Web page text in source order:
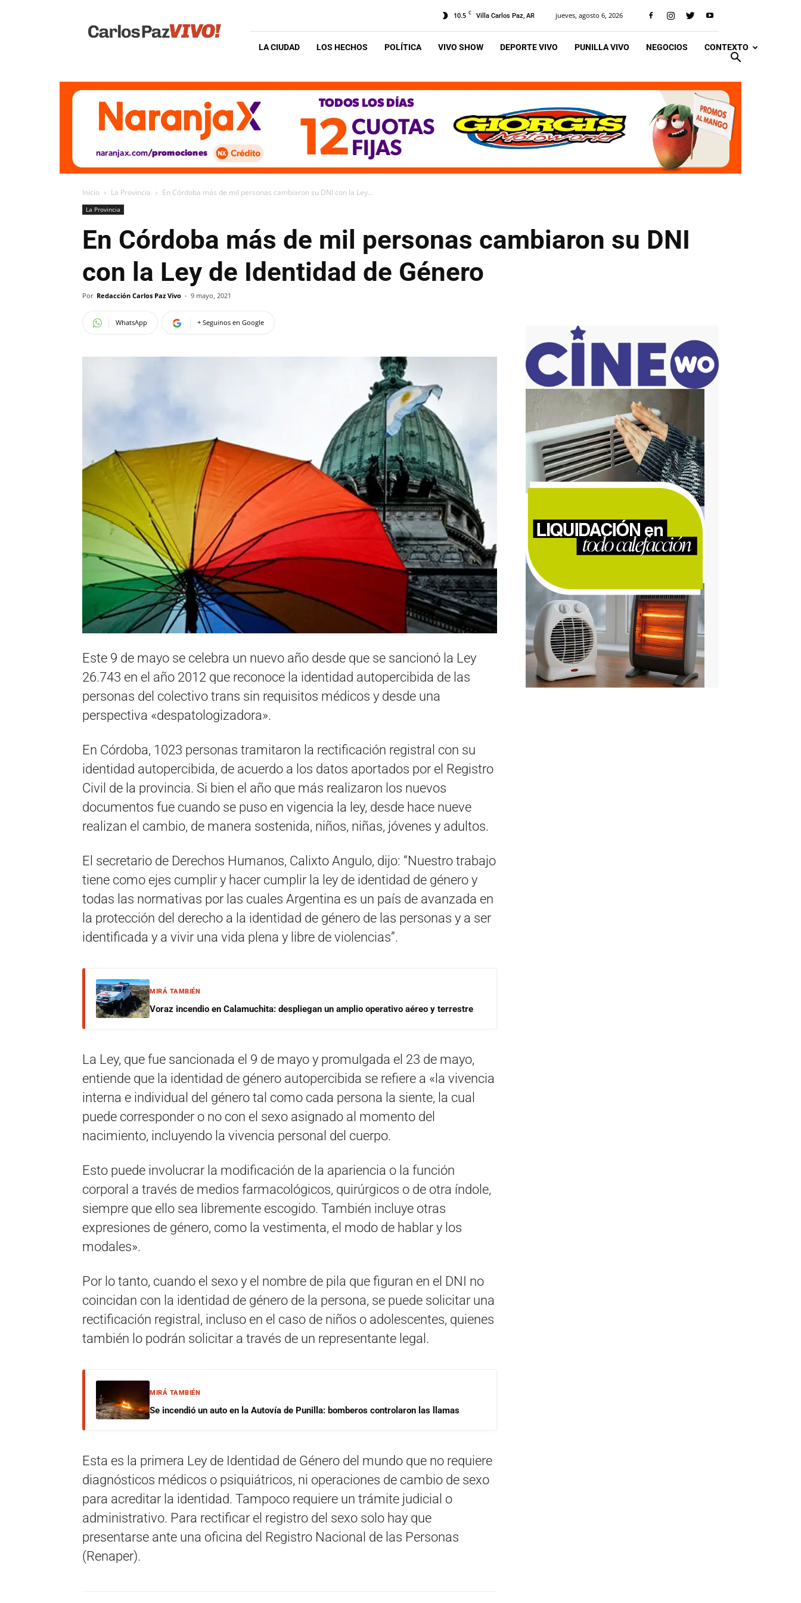
Vivo
10.5 C Villa Carlos Paz, AR jueves, agosto 6, 2026
LA CIUDAD LOS HECHOS POLÍTICA VIVO SHOW DEPORTE VIVO PUNILLA VIVO NEGOCIOS CONTEXTO
Inicio La Provincia En Córdoba más de mil personas cambiaron su DNI con la Ley...
La Provincia
En Córdoba más de mil personas cambiaron su DNI
con la Ley de Identidad de Género
Por Redacción Carlos Paz Vivo - 9 mayo, 2021
WhatsApp + Seguinos en Google
Este 9 de mayo se celebra un nuevo año desde que se sancionó la Ley
26.743 en el año 2012 que reconoce la identidad autopercibida de las
personas del colectivo trans sin requisitos médicos y desde una
perspectiva «despatologizadora».
En Córdoba, 1023 personas tramitaron la rectificación registral con su
identidad autopercibida, de acuerdo a los datos aportados por el Registro
Civil de la provincia. Si bien el año que más realizaron los nuevos
documentos fue cuando se puso en vigencia la ley, desde hace nueve
realizan el cambio, de manera sostenida, niños, niñas, jóvenes y adultos.
El secretario de Derechos Humanos, Calixto Angulo, dijo: “Nuestro trabajo
tiene como ejes cumplir y hacer cumplir la ley de identidad de género y
todas las normativas por las cuales Argentina es un país de avanzada en
la protección del derecho a la identidad de género de las personas y a ser
identificada y a vivir una vida plena y libre de violencias”.
MIRÁ TAMBIÉN
Voraz incendio en Calamuchita: despliegan un amplio operativo aéreo y terrestre
La Ley, que fue sancionada el 9 de mayo y promulgada el 23 de mayo,
entiende que la identidad de género autopercibida se refiere a «la vivencia
interna e individual del género tal como cada persona la siente, la cual
puede corresponder o no con el sexo asignado al momento del
nacimiento, incluyendo la vivencia personal del cuerpo.
Esto puede involucrar la modificación de la apariencia o la función
corporal a través de medios farmacológicos, quirúrgicos o de otra índole,
siempre que ello sea libremente escogido. También incluye otras
expresiones de género, como la vestimenta, el modo de hablar y los
modales».
Por lo tanto, cuando el sexo y el nombre de pila que figuran en el DNI no
coincidan con la identidad de género de la persona, se puede solicitar una
rectificación registral, incluso en el caso de niños o adolescentes, quienes
también lo podrán solicitar a través de un representante legal.
MIRÁ TAMBIÉN
Se incendió un auto en la Autovía de Punilla: bomberos controlaron las llamas
Esta es la primera Ley de Identidad de Género del mundo que no requiere
diagnósticos médicos o psiquiátricos, ni operaciones de cambio de sexo
para acreditar la identidad. Tampoco requiere un trámite judicial o
administrativo. Para rectificar el registro del sexo solo hay que
presentarse ante una oficina del Registro Nacional de las Personas
(Renaper).